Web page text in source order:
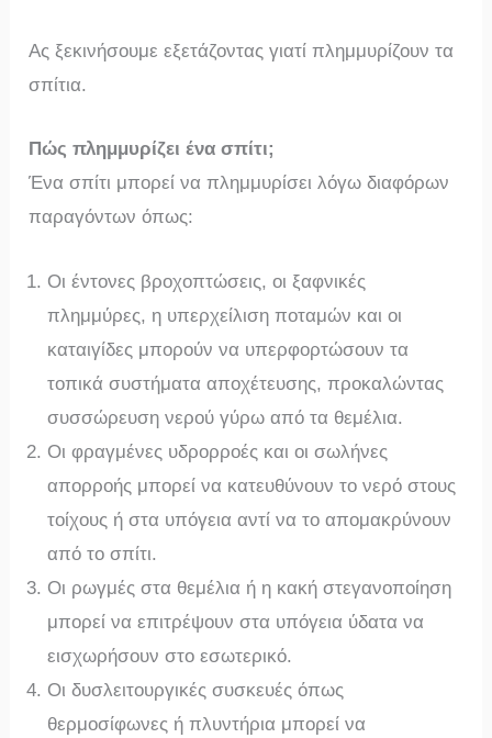
Ας ξεκινήσουμε εξετάζοντας γιατί πλημμυρίζουν τα
σπίτια.
Πώς πλημμυρίζει ένα σπίτι;
Ένα σπίτι μπορεί να πλημμυρίσει λόγω διαφόρων
παραγόντων όπως:
Οι έντονες βροχοπτώσεις, οι ξαφνικές
πλημμύρες, η υπερχείλιση ποταμών και οι
καταιγίδες μπορούν να υπερφορτώσουν τα
τοπικά συστήματα αποχέτευσης, προκαλώντας
συσσώρευση νερού γύρω από τα θεμέλια.
Οι φραγμένες υδρορροές και οι σωλήνες
απορροής μπορεί να κατευθύνουν το νερό στους
τοίχους ή στα υπόγεια αντί να το απομακρύνουν
από το σπίτι.
Οι ρωγμές στα θεμέλια ή η κακή στεγανοποίηση
μπορεί να επιτρέψουν στα υπόγεια ύδατα να
εισχωρήσουν στο εσωτερικό.
Οι δυσλειτουργικές συσκευές όπως
θερμοσίφωνες ή πλυντήρια μπορεί να